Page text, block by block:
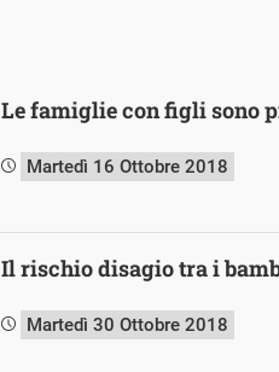
Le famiglie con figli sono
Martedì 16 Ottobre 2018
Il rischio disagio tra i
Martedì 30 Ottobre 2018